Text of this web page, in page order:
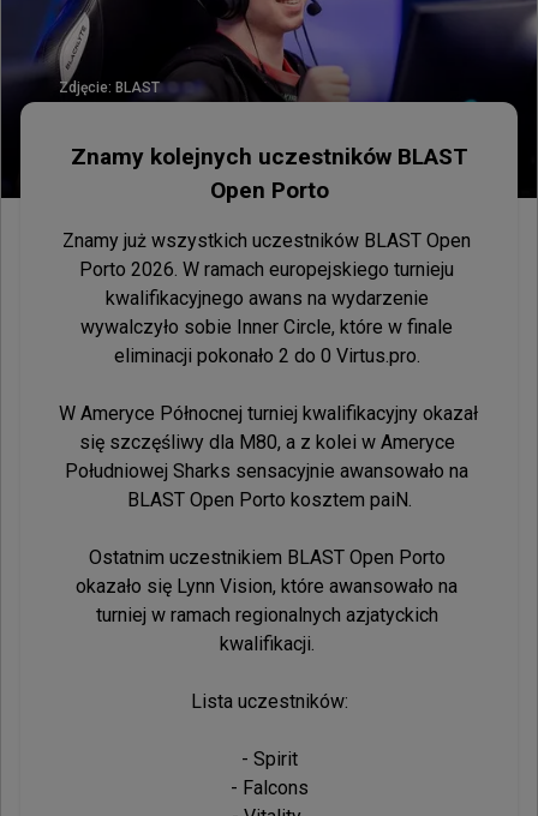
Zdjęcie: BLAST
Znamy kolejnych uczestników BLAST
Open Porto
Znamy już wszystkich uczestników BLAST Open
Porto 2026. W ramach europejskiego turnieju
kwalifikacyjnego awans na wydarzenie
wywalczyło sobie Inner Circle, które w finale
eliminacji pokonało 2 do 0 Virtus.pro.
W Ameryce Północnej turniej kwalifikacyjny okazał
się szczęśliwy dla M80, a z kolei w Ameryce
Południowej Sharks sensacyjnie awansowało na
BLAST Open Porto kosztem paiN.
Ostatnim uczestnikiem BLAST Open Porto
okazało się Lynn Vision, które awansowało na
turniej w ramach regionalnych azjatyckich
kwalifikacji.
Lista uczestników:
- Spirit
- Falcons